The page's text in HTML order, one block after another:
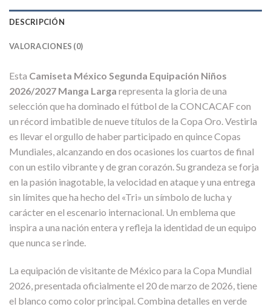
DESCRIPCIÓN
VALORACIONES (0)
Esta Camiseta México Segunda Equipación Niños
2026/2027 Manga Larga representa la gloria de una
selección que ha dominado el fútbol de la CONCACAF con
un récord imbatible de nueve títulos de la Copa Oro. Vestirla
es llevar el orgullo de haber participado en quince Copas
Mundiales, alcanzando en dos ocasiones los cuartos de final
con un estilo vibrante y de gran corazón. Su grandeza se forja
en la pasión inagotable, la velocidad en ataque y una entrega
sin límites que ha hecho del «Tri» un símbolo de lucha y
carácter en el escenario internacional. Un emblema que
inspira a una nación entera y refleja la identidad de un equipo
que nunca se rinde.
La equipación de visitante de México para la Copa Mundial
2026, presentada oficialmente el 20 de marzo de 2026, tiene
el blanco como color principal. Combina detalles en verde